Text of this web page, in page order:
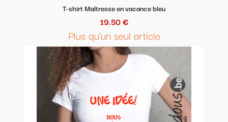
T-shirt Maîtresse en vacance bleu
19.50 €
Plus qu'un seul article